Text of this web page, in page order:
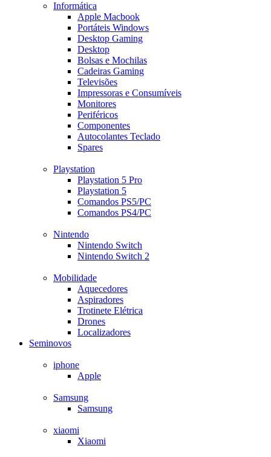
Informática
Apple Macbook
Portáteis Windows
Desktop Gaming
Desktop
Bolsas e Mochilas
Cadeiras Gaming
Televisões
Impressoras e Consumíveis
Monitores
Periféricos
Componentes
Autocolantes Teclado
Spares
Playstation
Playstation 5 Pro
Playstation 5
Comandos PS5/PC
Comandos PS4/PC
Nintendo
Nintendo Switch
Nintendo Switch 2
Mobilidade
Aquecedores
Aspiradores
Trotinete Elétrica
Drones
Localizadores
Seminovos
iphone
Apple
Samsung
Samsung
xiaomi
Xiaomi